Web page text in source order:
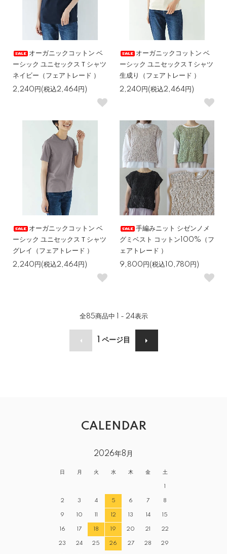
オーガニックコットン ベ
ーシック ユニセックスＴシャツ
ネイビー（フェアトレード ）
2,240円(税込2,464円)
オーガニックコットン ベ
ーシック ユニセックスＴシャツ
生成り（フェアトレード ）
2,240円(税込2,464円)
オーガニックコットン ベ
ーシック ユニセックスＴシャツ
グレイ（フェアトレード ）
2,240円(税込2,464円)
手編みニット シゼンノメ
グミベスト コットン100%（フ
ェアトレード ）
9,800円(税込10,780円)
全85商品中 1 - 24表示
ページ目
CALENDAR
2026年8月
日 月 火 水 木 金 土
1
2 3 4 5 6 7 8
9 10 11 12 13 14 15
16 17 18 19 20 21 22
23 24 25 26 27 28 29